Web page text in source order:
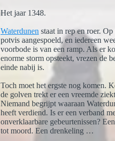
Het jaar 1348.
Waterdunen staat in rep en roer.
potvis aangespoeld, en iedereen
voorbode is van een ramp. Als er
enorme storm opsteekt, vrezen de
einde nabij is.
Toch moet het ergste nog komen.
de golven trekt er een vreemde
Niemand begrijpt waaraan
heeft verdiend. Is er een verband
onverklaarbare gebeurtenissen?
tot moord. Een drenkeling …